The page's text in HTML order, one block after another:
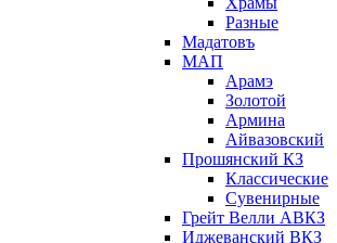
Разные
Мадатовъ
МАП
Арамэ
Золотой
Армина
Айвазовский
Прошянский КЗ
Классические
Сувенирные
Грейт Велли АВКЗ
Иджеванский ВКЗ